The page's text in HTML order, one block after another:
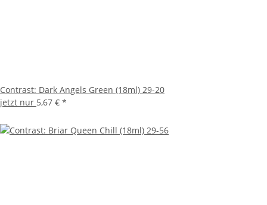
Contrast: Dark Angels Green (18ml) 29-20
jetzt nur 5,67 € *